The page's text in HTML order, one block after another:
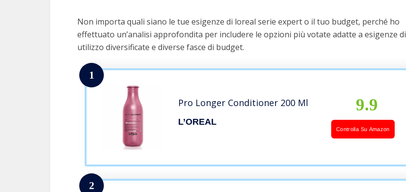
Non importa quali siano le tue esigenze di loreal serie expert o il tuo budget, perché ho
effettuato un’analisi approfondita per includere le opzioni più votate adatte a esigenze di
utilizzo diversificate e diverse fasce di budget.
1
Pro Longer Conditioner 200 Ml
L’OREAL
9.9
Controlla Su Amazon
2